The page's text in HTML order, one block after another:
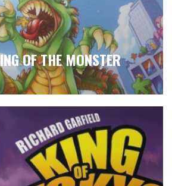
OF THE MONSTER